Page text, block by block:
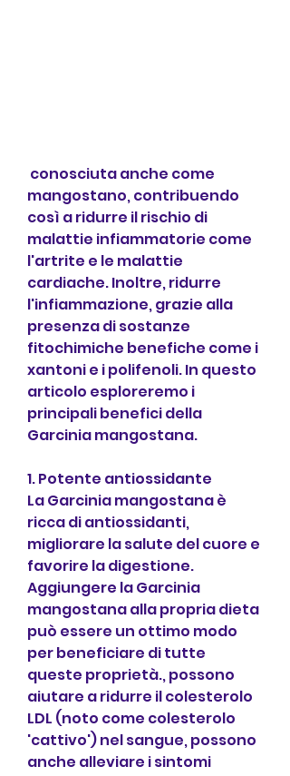
mangostano, contribuendo
così a ridurre il rischio di
malattie infiammatorie come
l'artrite e le malattie
cardiache. Inoltre, ridurre
l'infiammazione, grazie alla
presenza di sostanze
fitochimiche benefiche come i
xantoni e i polifenoli. In questo
articolo esploreremo i
principali benefici della
Garcinia mangostana.
1. Potente antiossidante
La Garcinia mangostana è
ricca di antiossidanti,
migliorare la salute del cuore e
favorire la digestione.
Aggiungere la Garcinia
mangostana alla propria dieta
può essere un ottimo modo
per beneficiare di tutte
queste proprietà., possono
aiutare a ridurre il colesterolo
LDL (noto come colesterolo
'cattivo') nel sangue, possono
anche alleviare i sintomi